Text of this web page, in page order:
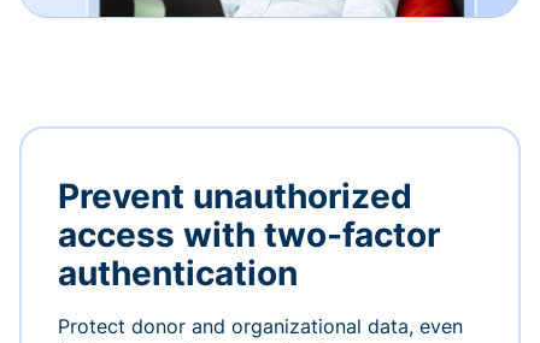
Prevent unauthorized
access with two-factor
authentication
Protect donor and organizational data, even